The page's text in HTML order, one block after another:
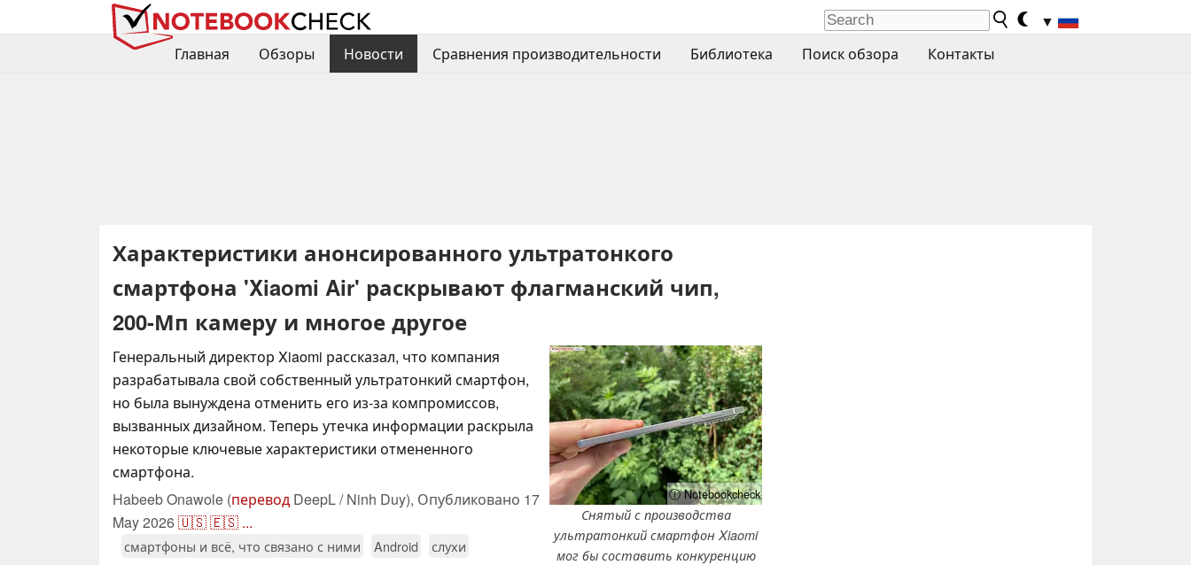
▼
Главная
Обзоры Новости Сравнения производительности Библиотека Поиск обзора Контакты
Характеристики анонсированного ультратонкого
смартфона 'Xiaomi Air' раскрывают флагманский чип,
200-Мп камеру и многое другое
ⓘ Notebookcheck
Снятый с производства
ультратонкий смартфон Xiaomi
мог бы составить конкуренцию
Генеральный директор Xiaomi рассказал, что компания
разрабатывала свой собственный ультратонкий смартфон,
но была вынуждена отменить его из-за компромиссов,
вызванных дизайном. Теперь утечка информации раскрыла
некоторые ключевые характеристики отмененного
смартфона.
Habeeb Onawole (перевод DeepL / Ninh Duy), Опубликовано 17
May 2026🇺🇸🇪🇸 ...
смартфоны и всё, что связано с ними Android слухи